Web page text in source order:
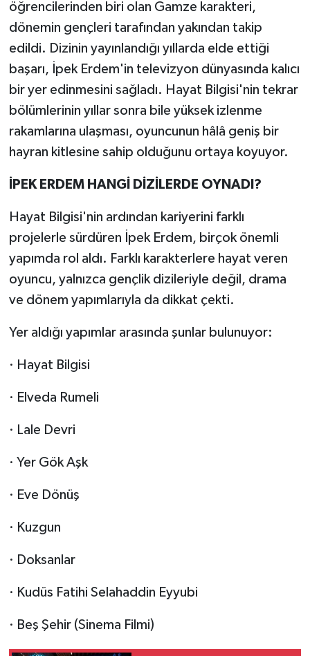
öğrencilerinden biri olan Gamze karakteri,
dönemin gençleri tarafından yakından takip
edildi. Dizinin yayınlandığı yıllarda elde ettiği
başarı, İpek Erdem'in televizyon dünyasında kalıcı
bir yer edinmesini sağladı. Hayat Bilgisi'nin tekrar
bölümlerinin yıllar sonra bile yüksek izlenme
rakamlarına ulaşması, oyuncunun hâlâ geniş bir
hayran kitlesine sahip olduğunu ortaya koyuyor.
İPEK ERDEM HANGİ DİZİLERDE OYNADI?
Hayat Bilgisi'nin ardından kariyerini farklı
projelerle sürdüren İpek Erdem, birçok önemli
yapımda rol aldı. Farklı karakterlere hayat veren
oyuncu, yalnızca gençlik dizileriyle değil, drama
ve dönem yapımlarıyla da dikkat çekti.
Yer aldığı yapımlar arasında şunlar bulunuyor:
· Hayat Bilgisi
· Elveda Rumeli
· Lale Devri
· Yer Gök Aşk
· Eve Dönüş
· Kuzgun
· Doksanlar
· Kudüs Fatihi Selahaddin Eyyubi
· Beş Şehir (Sinema Filmi)